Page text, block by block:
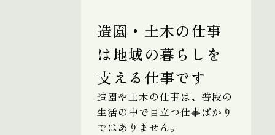
造園・土木の仕事
は地域の暮らしを
支える仕事です
造園や土木の仕事は、普段の
生活の中で目立つ仕事ばかり
ではありません。